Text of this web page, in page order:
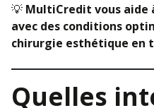
💡 MultiCredit vous aide
avec des conditions
chirurgie esthétique
Quelles